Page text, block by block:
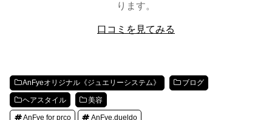
ります。
口コミを見てみる
AnFyeオリジナル《ジュエリーシステム》 ブログ
ヘアスタイル 美容
AnFye for prco AnFye.dueldo